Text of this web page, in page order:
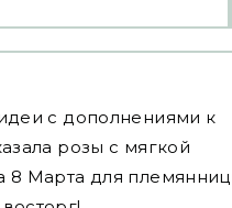
с дополнениями к
розы с мягкой
8 Марта для